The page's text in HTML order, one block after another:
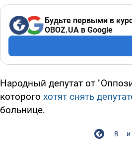
Будьте первыми в
OBOZ.UA в Google
Народный депутат от
которого хотят снять
больнице.